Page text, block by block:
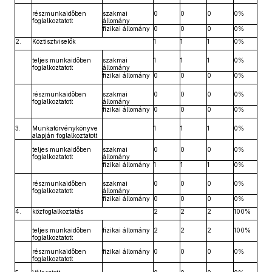
részmunkaidőben
foglalkoztatott
szakmai
állomány
0 0 0 0%
fizikai állomány 0 0 0
0%
2.
Köztisztviselők 1 1 1 0%
teljes munkaidőben
foglalkoztatott
szakmai
állomány
1 1 1 0%
fizikai állomány 0 0 0 0%
részmunkaidőben
foglalkoztatott
szakmai
állomány
0 0 0 0%
fizikai állomány 0 0 0 0%
3.
Munkatörvénykönyve
alapján foglalkoztatott
1 1 1 0%
teljes munkaidőben
foglalkoztatott
szakmai
állomány
0 0 0 0%
fizikai állomány 1 1 1 0%
részmunkaidőben
foglalkoztatott
szakmai
állomány
0 0 0 0%
fizikai állomány 0 0 0
0%
4.
közfoglalkoztatás 2 2 2 100%
teljes munkaidőben
foglalkoztatott
fizikai állomány 2 2 2 100%
részmunkaidőben
foglalkoztatott
fizikai állomány 0 0 0 0%